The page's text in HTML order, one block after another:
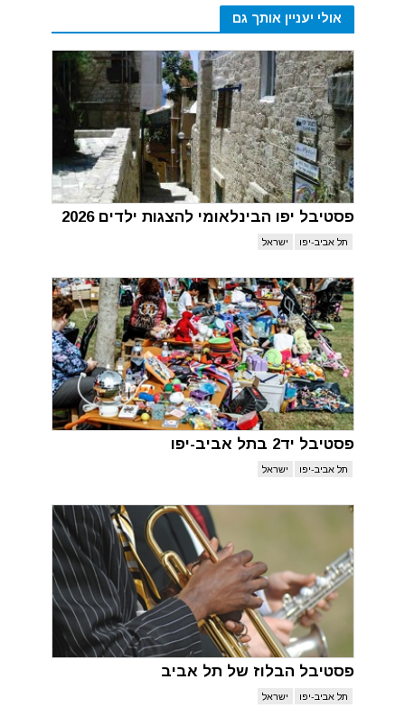
אולי יעניין אותך גם
פסטיבל יפו הבינלאומי להצגות ילדים 2026
תל אביב-יפו ישראל
פסטיבל יד2 בתל אביב-יפו
תל אביב-יפו ישראל
פסטיבל הבלוז של תל אביב
תל אביב-יפו ישראל